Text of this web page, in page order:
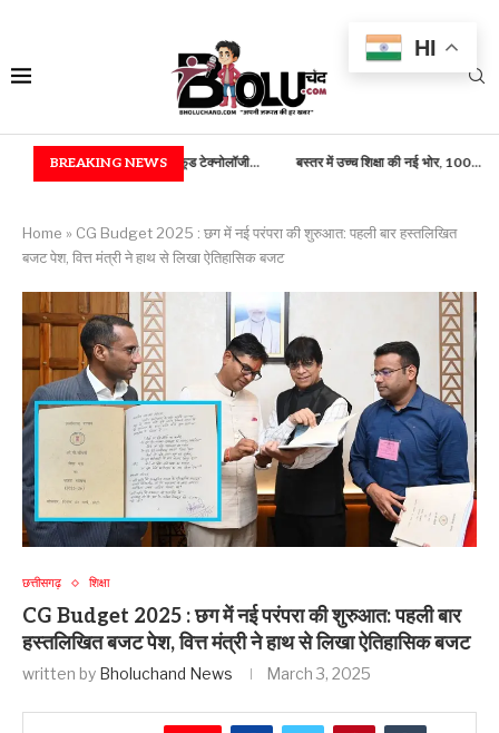
BREAKING NEWS
एवं फूड टेक्नोलॉजी... बस्तर में उच्च शिक्षा की नई भोर, 100... राष्ट्रपति भवन में
Home » CG Budget 2025 : छग में नई परंपरा की शुरुआत: पहली बार हस्तलिखित
बजट पेश, वित्त मंत्री ने हाथ से लिखा ऐतिहासिक बजट
छत्तीसगढ़ शिक्षा
CG Budget 2025 : छग में नई परंपरा की शुरुआत: पहली बार
हस्तलिखित बजट पेश, वित्त मंत्री ने हाथ से लिखा ऐतिहासिक बजट
written by Bholuchand News March 3, 2025
HI